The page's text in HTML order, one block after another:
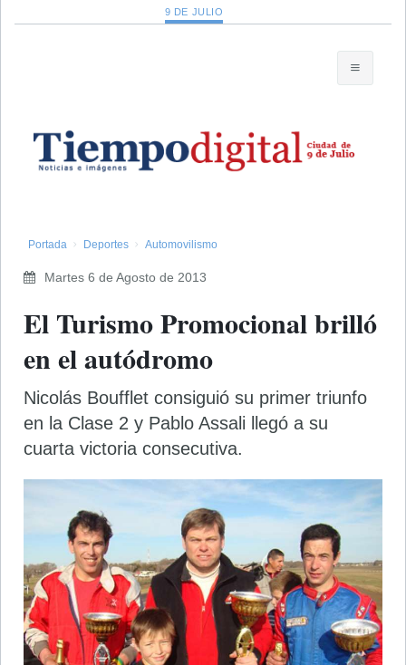
9 DE JULIO
Portada Deportes Automovilismo
Martes 6 de Agosto de 2013
El Turismo Promocional brilló
en el autódromo
Nicolás Boufflet consiguió su primer triunfo
en la Clase 2 y Pablo Assali llegó a su
cuarta victoria consecutiva.